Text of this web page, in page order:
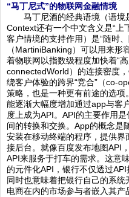
“马丁尼式”的物联网金融情境
马丁尼酒的经典语境（语境
Context还有一个中文含义是“上
客户情境的支持作用）是“随时
（MartiniBanking）可以用来
着物联网以指数级程度加快着“
connectedWorld）的连接密度
绕客户体验的跨界“竞合”（co-
策略，也是一种更有前途的选
能逐渐大幅度增加通过app与客
度上成为API。API的主要作用
间的转换和交换。App的概念是
安装在移动终端的程序，提供
接后台。就像百度发布地图API
API来服务于打车的需求。这意
的元件化API，银行不仅透过
同时也意味着把银行自己的系
电商在内的市场参与者嵌入其